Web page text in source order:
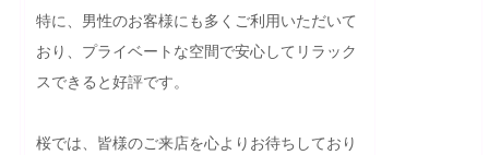
特に、男性のお客様にも多くご利用いただいて
おり、プライベートな空間で安心してリラック
スできると好評です。
桜では、皆様のご来店を心よりお待ちしており